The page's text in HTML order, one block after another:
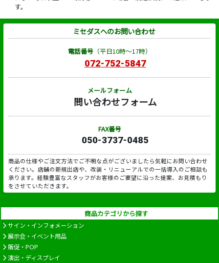
す。
ミセダスへのお問い合わせ
電話番号（平日10時～17時）
072-752-5847
メールフォーム
問い合わせフォーム
FAX番号
050-3737-0485
商品の仕様やご注文方法でご不明な点がございましたら気軽にお問い合わせ
ください。店舗の新規出店や、改装・リニューアルでの一括導入のご相談も
承ります。経験豊富なスタッフがお客様のご要望に沿った提案、お見積もり
をさせていただきます。
商品カテゴリから探す
サイン・インフォメーション
展示会・イベント用品
販促・POP
演出・ディスプレイ